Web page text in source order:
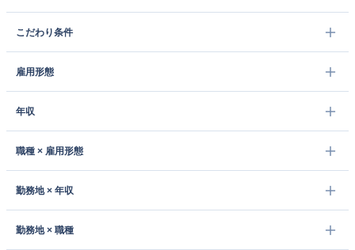
こだわり条件
雇用形態
年収
職種 × 雇用形態
勤務地 × 年収
勤務地 × 職種